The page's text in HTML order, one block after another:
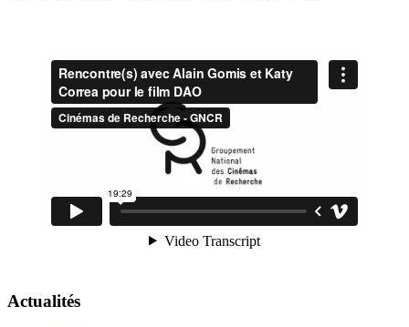
Actualités